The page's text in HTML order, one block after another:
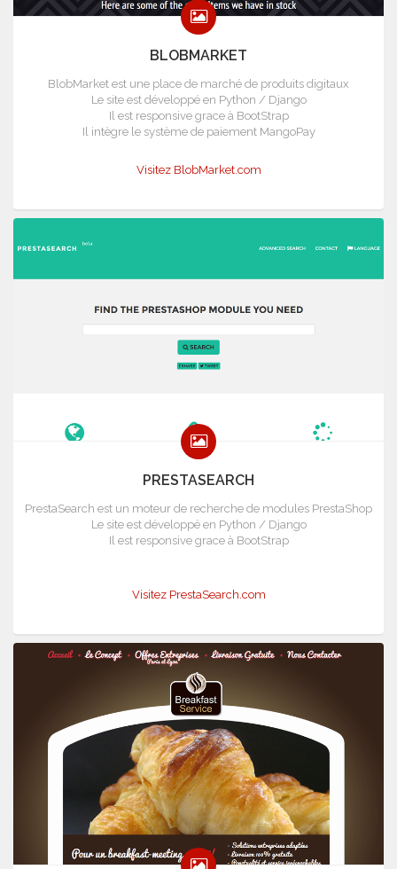
BLOBMARKET
BlobMarket est une place de marché de produits digitaux
Le site est développé en Python / Django
Il est responsive grace à BootStrap
Il intègre le système de paiement MangoPay
Visitez BlobMarket.com
PRESTASEARCH
PrestaSearch est un moteur de recherche de modules PrestaShop
Le site est développé en Python / Django
Il est responsive grace à BootStrap
Visitez PrestaSearch.com